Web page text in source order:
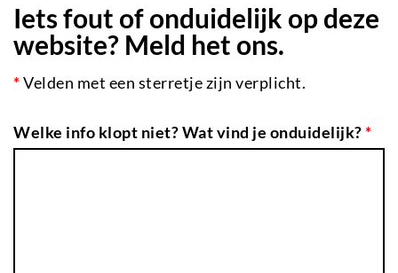
gaan
Iets fout of onduidelijk op deze
website? Meld het ons.
*Velden met een sterretje zijn verplicht.
Welke info klopt niet? Wat vind je onduidelijk?*